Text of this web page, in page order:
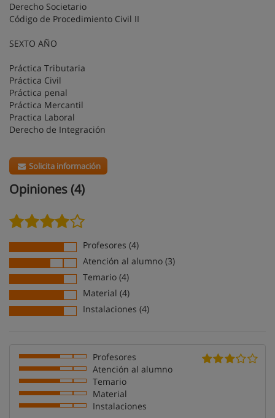
Derecho Societario
Código de Procedimiento Civil II
SEXTO AÑO
Práctica Tributaria
Práctica Civil
Práctica penal
Práctica Mercantil
Practica Laboral
Derecho de Integración
Solicita información
Opiniones (4)
Profesores (4)
Atención al alumno (3)
Temario (4)
Material (4)
Instalaciones (4)
Profesores
Atención al alumno
Temario
Material
Instalaciones